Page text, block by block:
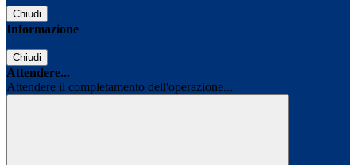
Chiudi
Informazione
Chiudi
Attendere...
Attendere il completamento dell'operazione...